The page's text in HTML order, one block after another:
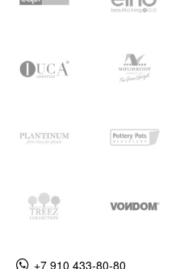
+7 910 433-80-80